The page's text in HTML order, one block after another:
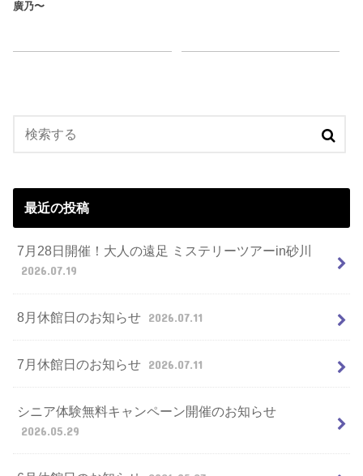
廣乃〜
最近の投稿
7月28日開催！大人の遠足 ミステリーツアーin砂川
2026.07.19
8月休館日のお知らせ 2026.07.11
7月休館日のお知らせ 2026.07.11
シニア体験無料キャンペーン開催のお知らせ
2026.05.29